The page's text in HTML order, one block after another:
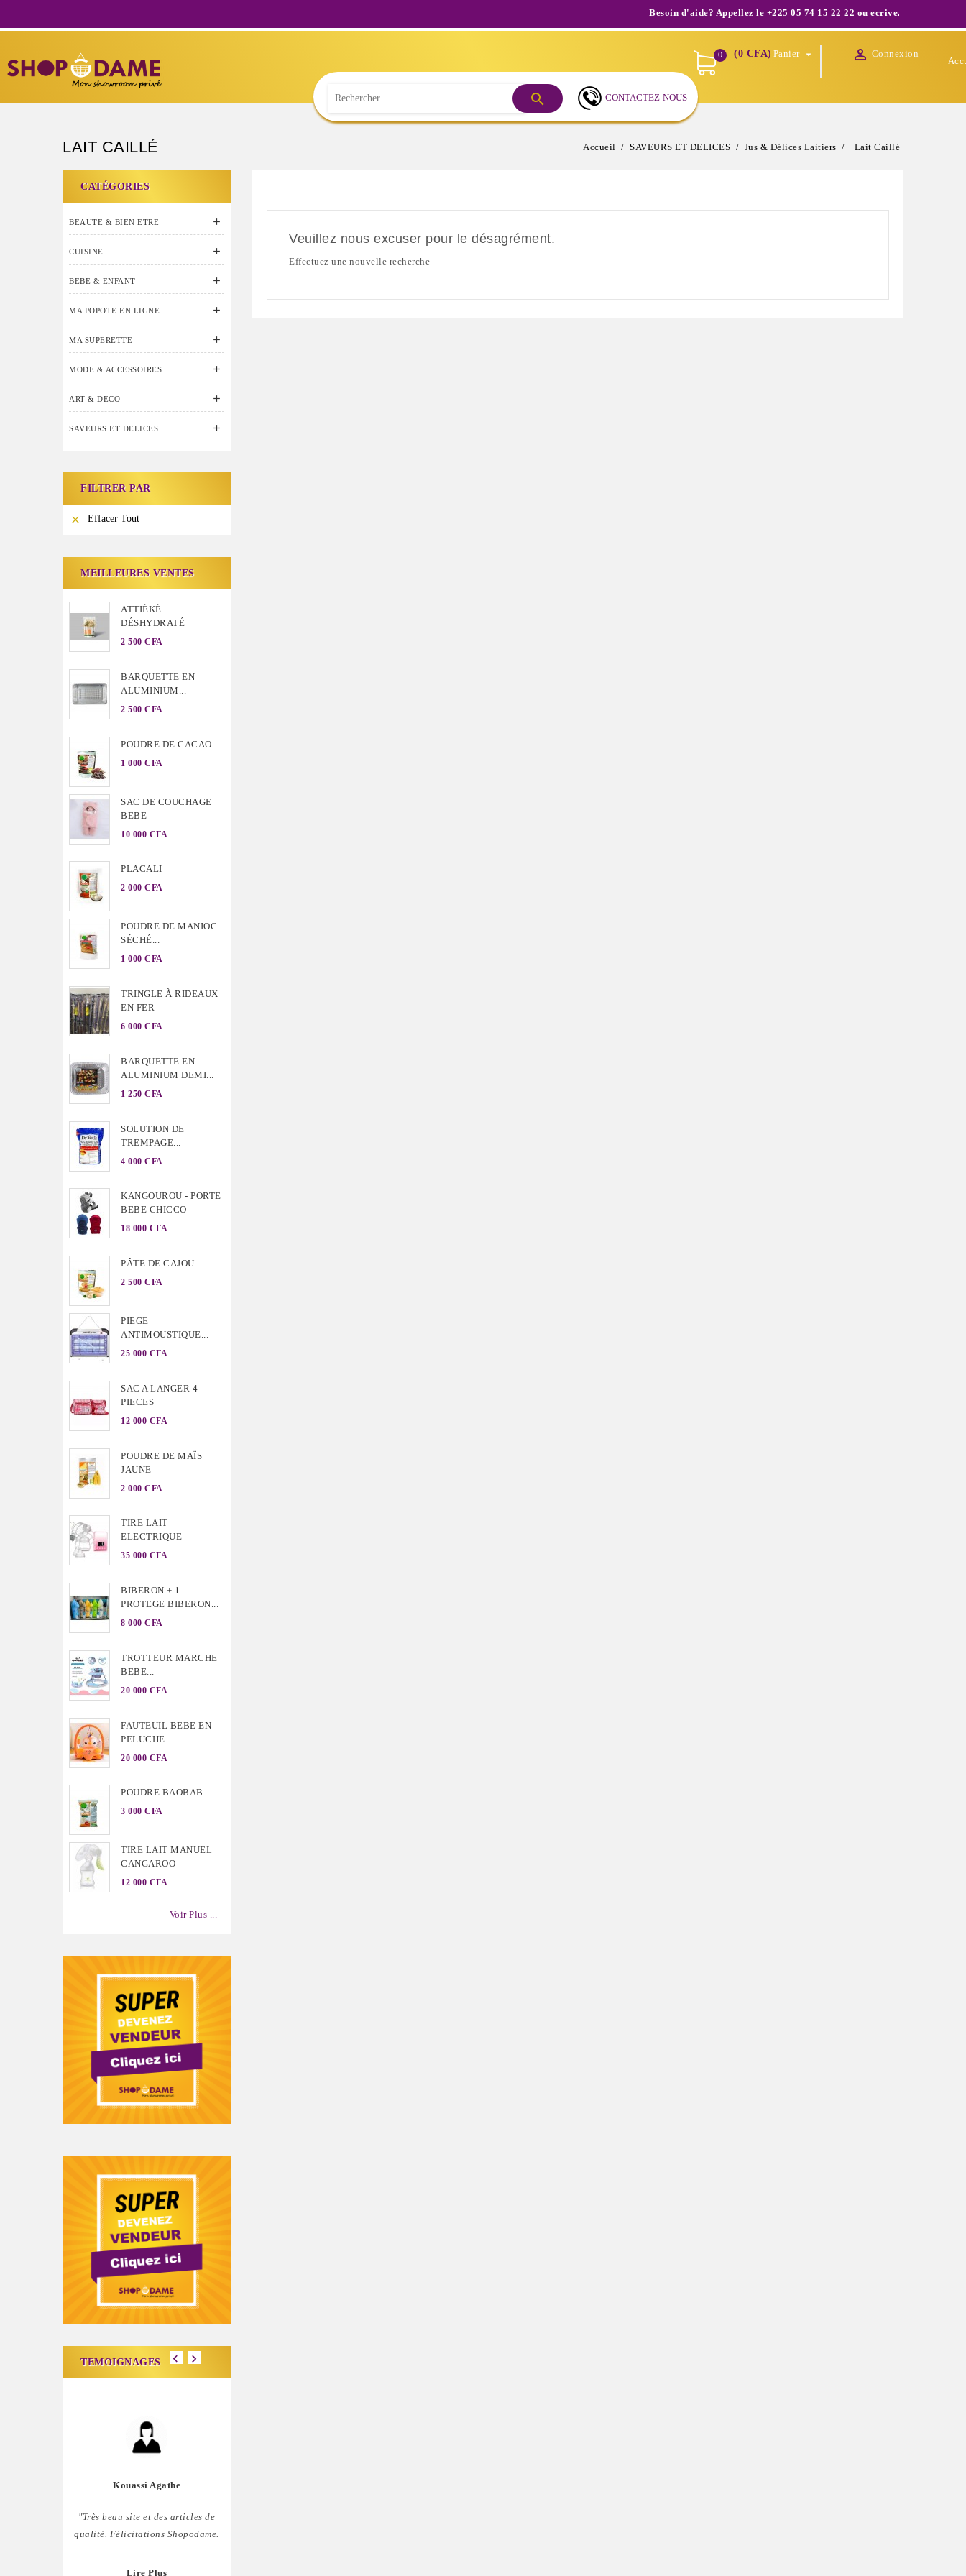
Besoin d'aide? Appellez le +225 05 74 15 22 22 ou ecrivez nous à
0 Panier 
(0 CFA)

 Connexion
CONTACTEZ-NOUS
LAIT CAILLÉ Accueil SAVEURS ET DELICES Jus & Délices Laitiers Lait Caillé
CATÉGORIES
BEAUTE & BIEN ETRE 
CUISINE 
BEBE & ENFANT 
MA POPOTE EN LIGNE 
MA SUPERETTE 
MODE & ACCESSOIRES 
ART & DECO 
SAVEURS ET DELICES 
FILTRER PAR
 Effacer Tout
MEILLEURES VENTES
ATTIÉKÉ
DÉSHYDRATÉ
2 500 CFA
BARQUETTE EN
ALUMINIUM...
2 500 CFA
POUDRE DE CACAO
1 000 CFA
SAC DE COUCHAGE
BEBE
10 000 CFA
PLACALI
2 000 CFA
POUDRE DE MANIOC
SÉCHÉ...
1 000 CFA
TRINGLE À RIDEAUX
EN FER
6 000 CFA
BARQUETTE EN
ALUMINIUM DEMI...
1 250 CFA
SOLUTION DE
TREMPAGE...
4 000 CFA
KANGOUROU - PORTE
BEBE CHICCO
18 000 CFA
PÂTE DE CAJOU
2 500 CFA
PIEGE
ANTIMOUSTIQUE...
25 000 CFA
SAC A LANGER 4
PIECES
12 000 CFA
POUDRE DE MAÏS
JAUNE
2 000 CFA
TIRE LAIT
ELECTRIQUE
35 000 CFA
BIBERON + 1
PROTEGE BIBERON...
8 000 CFA
TROTTEUR MARCHE
BEBE...
20 000 CFA
FAUTEUIL BEBE EN
PELUCHE...
20 000 CFA
POUDRE BAOBAB
3 000 CFA
TIRE LAIT MANUEL
CANGAROO
12 000 CFA
Voir Plus ...
TEMOIGNAGES
Kouassi Agathe
"Très beau site et des articles de
qualité. Félicitations Shopodame.
Lire Plus
Veuillez nous excuser pour le désagrément.
Effectuez une nouvelle recherche